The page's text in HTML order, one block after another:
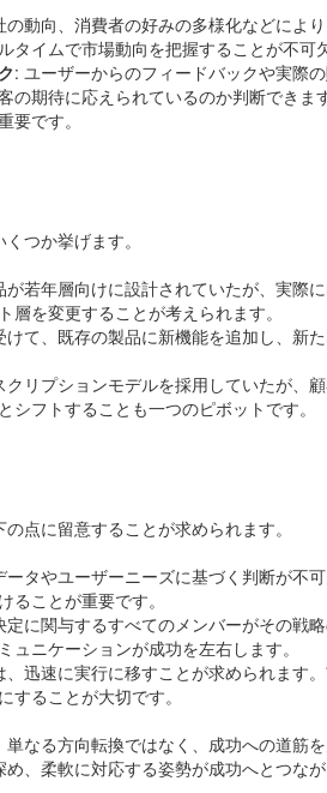
動向、消費者の好みの多様化などによ
イムで市場動向を把握することが不可欠
: ユーザーからのフィードバックや実際
の期待に応えられているのか判断できま
です。
つか挙げます。
が若年層向けに設計されていたが、実際
層を変更することが考えられます。
けて、既存の製品に新機能を追加し、新
クリプションモデルを採用していたが、
フトすることも一つのピボットです。
点に留意することが求められます。
ータやユーザーニーズに基づく判断が不
ることが重要です。
定に関与するすべてのメンバーがその戦
ニケーションが成功を左右します。
迅速に実行に移すことが求められます
することが大切です。
なる方向転換ではなく、成功への道筋
、柔軟に対応する姿勢が成功へとつなが